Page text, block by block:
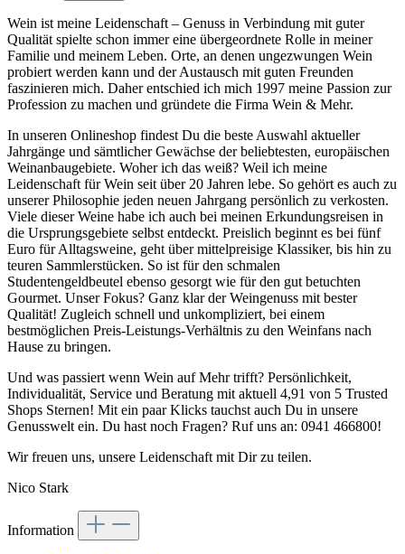
Wein ist meine Leidenschaft – Genuss in Verbindung mit guter
Qualität spielte schon immer eine übergeordnete Rolle in meiner
Familie und meinem Leben. Orte, an denen ungezwungen Wein
probiert werden kann und der Austausch mit guten Freunden
faszinieren mich. Daher entschied ich mich 1997 meine Passion zur
Profession zu machen und gründete die Firma Wein & Mehr.
In unseren Onlineshop findest Du die beste Auswahl aktueller
Jahrgänge und sämtlicher Gewächse der beliebtesten, europäischen
Weinanbaugebiete. Woher ich das weiß? Weil ich meine
Leidenschaft für Wein seit über 20 Jahren lebe. So gehört es auch zu
unserer Philosophie jeden neuen Jahrgang persönlich zu verkosten.
Viele dieser Weine habe ich auch bei meinen Erkundungsreisen in
die Ursprungsgebiete selbst entdeckt. Preislich beginnt es bei fünf
Euro für Alltagsweine, geht über mittelpreisige Klassiker, bis hin zu
teuren Sammlerstücken. So ist für den schmalen
Studentengeldbeutel ebenso gesorgt wie für den gut betuchten
Gourmet. Unser Fokus? Ganz klar der Weingenuss mit bester
Qualität! Zugleich schnell und unkompliziert, bei einem
bestmöglichen Preis-Leistungs-Verhältnis zu den Weinfans nach
Hause zu bringen.
Und was passiert wenn Wein auf Mehr trifft? Persönlichkeit,
Individualität, Service und Beratung mit aktuell 4,91 von 5 Trusted
Shops Sternen! Mit ein paar Klicks tauchst auch Du in unsere
Genusswelt ein. Du hast noch Fragen? Ruf uns an: 0941 466800!
Wir freuen uns, unsere Leidenschaft mit Dir zu teilen.
Nico Stark
Information